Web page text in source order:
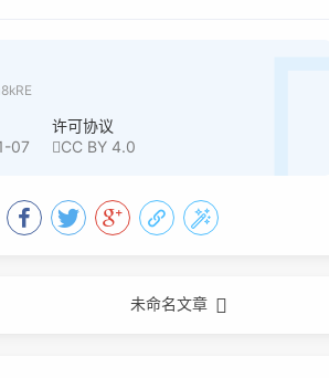
07
许可协议
CC BY 4.0
未命名文章